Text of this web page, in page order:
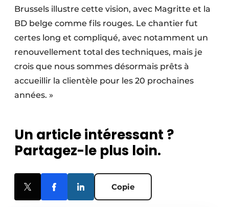
Brussels illustre cette vision, avec Magritte et la
BD belge comme fils rouges. Le chantier fut
certes long et compliqué, avec notamment un
renouvellement total des techniques, mais je
crois que nous sommes désormais prêts à
accueillir la clientèle pour les 20 prochaines
années. »
Un article intéressant ?
Partagez-le plus loin.
Copie